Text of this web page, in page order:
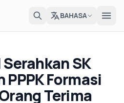
BAHASA
SK
PPPK Formasi
Terima